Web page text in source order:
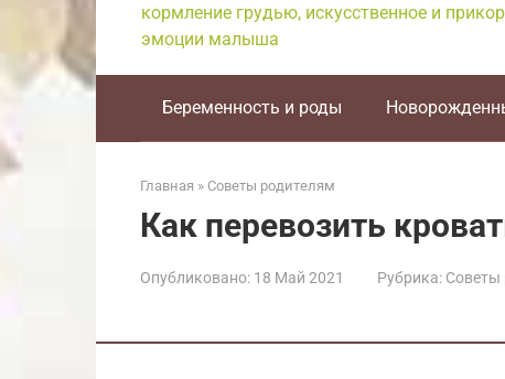
кормление грудью, искусственное и
эмоции малыша
Беременность и роды
Главная » Советы родителям
Как перевозить
Опубликовано: 18 Май 2021 Рубрика: Советы